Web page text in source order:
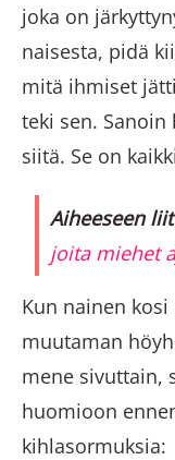
joka on
naisesta, pidä
mitä ihmiset
teki sen.
siitä. Se on
Aiheeseen
joita miehet
Kun nainen
muutaman
mene sivuttain,
huomioon
kihlasormuksia: